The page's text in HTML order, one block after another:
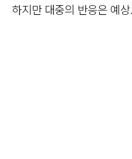
하지만 대중의 반응은 예